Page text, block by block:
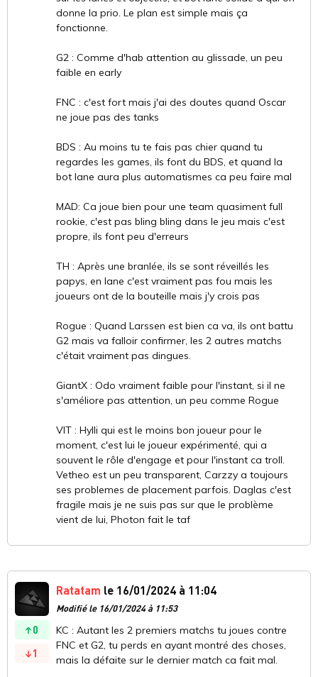
donne la prio. Le plan est simple mais ça
fonctionne.
G2 : Comme d'hab attention au glissade, un peu
faible en early
FNC : c'est fort mais j'ai des doutes quand Oscar
ne joue pas des tanks
BDS : Au moins tu te fais pas chier quand tu
regardes les games, ils font du BDS, et quand la
bot lane aura plus automatismes ca peu faire mal
MAD: Ca joue bien pour une team quasiment full
rookie, c'est pas bling bling dans le jeu mais c'est
propre, ils font peu d'erreurs
TH : Après une branlée, ils se sont réveillés les
papys, en lane c'est vraiment pas fou mais les
joueurs ont de la bouteille mais j'y crois pas
Rogue : Quand Larssen est bien ca va, ils ont battu
G2 mais va falloir confirmer, les 2 autres matchs
c'était vraiment pas dingues.
GiantX : Odo vraiment faible pour l'instant, si il ne
s'améliore pas attention, un peu comme Rogue
VIT : Hylli qui est le moins bon joueur pour le
moment, c'est lui le joueur expérimenté, qui a
souvent le rôle d'engage et pour l'instant ca troll.
Vetheo est un peu transparent, Carzzy a toujours
ses problemes de placement parfois. Daglas c'est
fragile mais je ne suis pas sur que le problème
vient de lui, Photon fait le taf
0
1
Ratatam le 16/01/2024 à 11:04
Modifié le 16/01/2024 à 11:53
KC : Autant les 2 premiers matchs tu joues contre
FNC et G2, tu perds en ayant montré des choses,
mais la défaite sur le dernier match ca fait mal.